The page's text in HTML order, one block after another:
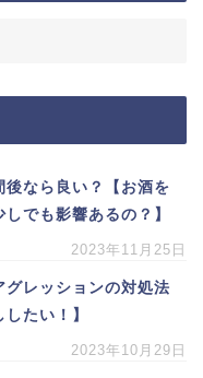
後なら良い？【お酒を
でも影響あるの？】
2023年11月25日
グレッションの対処法
たい！】
2023年10月29日